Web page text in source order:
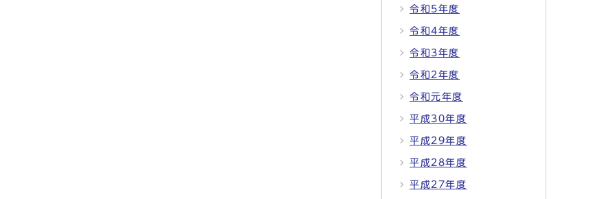
令和5年度
令和4年度
令和3年度
令和2年度
令和元年度
平成30年度
平成29年度
平成28年度
平成27年度